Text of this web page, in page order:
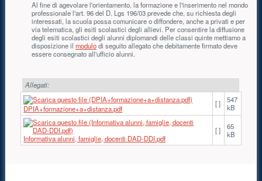
Al fine di agevolare l'orientamento, la formazione e l'inserimento nel mondo
professionale l'art. 96 del D. Lgs 196/03 prevede che, su richiesta degli
interessati, la scuola possa comunicare o diffondere, anche a privati e per
via telematica, gli esiti scolastici degli allievi. Per consentire la diffusione
degli esiti scolastici degli alunni diplomandi delle classi quinte mettiamo a
disposizione ilmodulodi seguito allegato che debitamente firmato deve
essere consegnato all'ufficio alunni.
Allegati:
DPIA+formazione+a+distanza.pdf
[ ]
547
kB
Informativa alunni, famiglie, docenti DAD-DDI.pdf
[ ]
65
kB